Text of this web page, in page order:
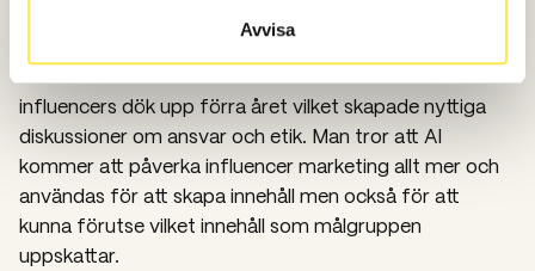
Avvisa
Influencer marketing
Influencers fanns överallt 2023. Även helt AI-baserade
influencers dök upp förra året vilket skapade nyttiga
diskussioner om ansvar och etik. Man tror att AI
kommer att påverka influencer marketing allt mer och
användas för att skapa innehåll men också för att
kunna förutse vilket innehåll som målgruppen
uppskattar.